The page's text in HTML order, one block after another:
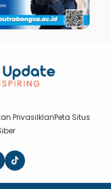
PrivasiIklanPeta Situs